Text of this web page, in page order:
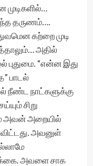
முடிகளில்…
தருணம்….
கற்றை முடி
அதில்
புதுமை. “என்ன இது
பாடல்
நீண்ட நாட்களுக்கு
சிறு
அவன் அறையில்
அவனுள்
அவளை சாக